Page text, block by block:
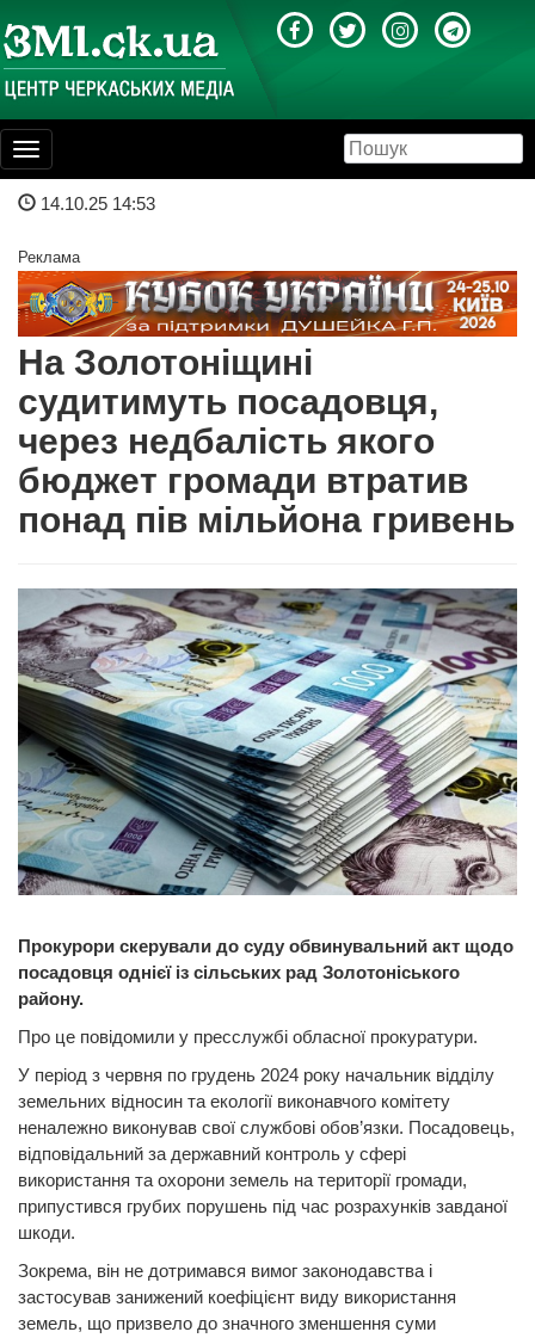
Toggle
navigation
14.10.25 14:53
Реклама
На Золотоніщині
судитимуть посадовця,
через недбалість якого
бюджет громади втратив
понад пів мільйона гривень
Прокурори скерували до суду обвинувальний акт щодо
посадовця однієї із сільських рад Золотоніського
району.
Про це повідомили у пресслужбі обласної прокуратури.
У період з червня по грудень 2024 року начальник відділу
земельних відносин та екології виконавчого комітету
неналежно виконував свої службові обов’язки. Посадовець,
відповідальний за державний контроль у сфері
використання та охорони земель на території громади,
припустився грубих порушень під час розрахунків завданої
шкоди.
Зокрема, він не дотримався вимог законодавства і
застосував занижений коефіцієнт виду використання
земель, що призвело до значного зменшення суми